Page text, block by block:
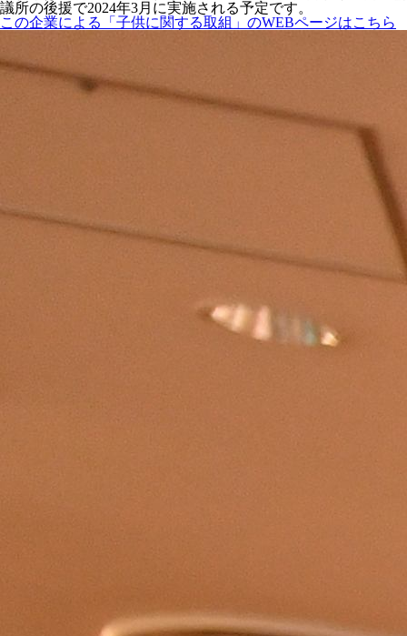
議所の後援で2024年3月に実施される予定です。
この企業による「子供に関する取組」のWEBページはこちら